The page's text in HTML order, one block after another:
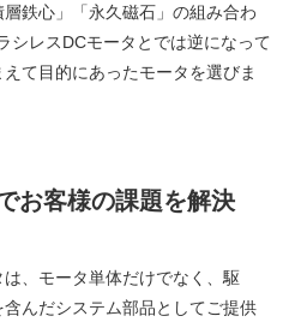
鉄心」「永久磁石」の組み合わ
シレスDCモータとでは逆になって
て目的にあったモータを選びま
お客様の課題を解決
、モータ単体だけでなく、駆
んだシステム部品としてご提供